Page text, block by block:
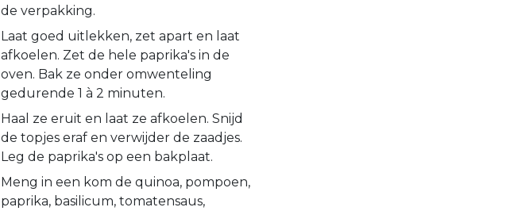
de verpakking.
Laat goed uitlekken, zet apart en laat
afkoelen. Zet de hele paprika's in de
oven. Bak ze onder omwenteling
gedurende 1 à 2 minuten.
Haal ze eruit en laat ze afkoelen. Snijd
de topjes eraf en verwijder de zaadjes.
Leg de paprika's op een bakplaat.
Meng in een kom de quinoa, pompoen,
paprika, basilicum, tomatensaus,